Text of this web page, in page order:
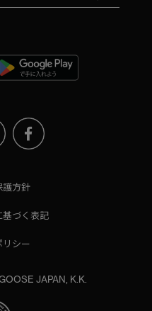
護方針
づく表記
リシー
JAPAN, K.K.